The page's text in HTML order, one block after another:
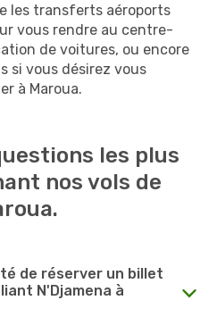
les transferts aéroports
vous rendre au centre-
de voitures, ou encore
si vous désirez vous
à Maroua.
les plus
nos vols de
de réserver un billet
N'Djamena à